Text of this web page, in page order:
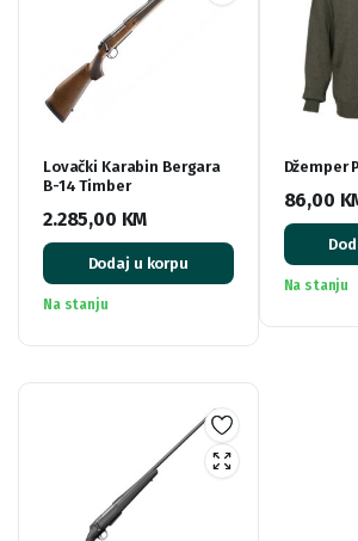
Lovački Karabin Bergara
B-14 Timber
2.285,00 KM
Dodaj u korpu
Na stanju
Džemper
86,00
Na stanju